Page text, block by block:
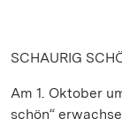
SCHAURIG
Am 1. Oktober
schön“